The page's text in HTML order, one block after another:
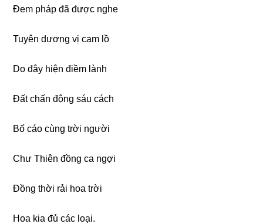
Đem pháp đã được nghe
Tuyên dương vị cam lồ
Do đây hiện điềm lành
Đất chấn động sáu cách
Bố cáo cùng trời người
Chư Thiên đồng ca ngợi
Đồng thời rải hoa trời
Hoa kia đủ các loại.